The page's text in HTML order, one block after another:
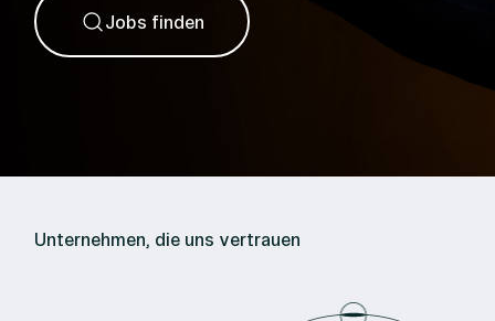
Jobs finden
Unternehmen, die uns vertrauen